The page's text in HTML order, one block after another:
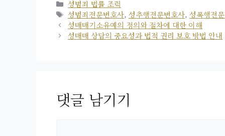
카
테
고
리
성범죄 법률 조력
태
그
성범죄전문변호사,성추행전문변호사,성폭행전
성매매기소유예의 정의와 절차에 대한 이해
성매매 상담의 중요성과 법적 권리 보호 방법 안내
댓글 남기기